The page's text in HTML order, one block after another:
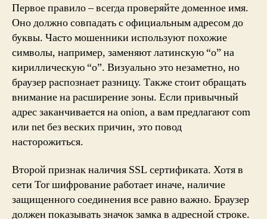
Первое правило – всегда проверяйте доменное имя.
Оно должно совпадать с официальным адресом до
буквы. Часто мошенники используют похожие
символы, например, заменяют латинскую “o” на
кириллическую “о”. Визуально это незаметно, но
браузер распознает разницу. Также стоит обращать
внимание на расширение зоны. Если привычный
адрес заканчивается на onion, а вам предлагают com
или net без веских причин, это повод
насторожиться.
Второй признак наличия SSL сертификата. Хотя в
сети Tor шифрование работает иначе, наличие
защищенного соединения все равно важно. Браузер
должен показывать значок замка в адресной строке.